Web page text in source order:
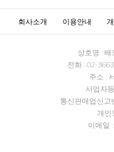
회사소개 이용안내
상호명 :
전화 : 02-
주소 :
사업자
통신판매업신고
개인
이메일